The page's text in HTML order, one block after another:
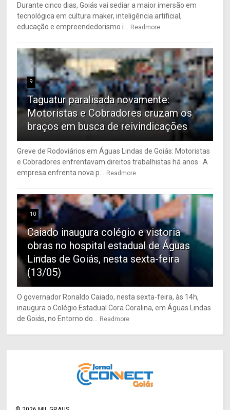
Durante cinco dias, Goiás vai sediar a maior imersão em
tecnológica em cultura maker, inteligência artificial,
educação e empreendedorismo i...
Readmore
9
Taguatur paralisada novamente:
Motoristas e Cobradores cruzam os
braços em busca de reivindicações
Greve de Rodoviários em Águas Lindas de Goiás: Motoristas
e Cobradores enfrentavam direitos trabalhistas há anos A
empresa enfrenta nova p...
Readmore
10
Caiado inaugura colégio e vistoria
obras no hospital estadual de Águas
Lindas de Goiás, nesta sexta-feira
(13/05)
O governador Ronaldo Caiado, nesta sexta-feira, às 14h,
inaugura o Colégio Estadual Cora Coralina, em Águas Lindas
de Goiás, no Entorno do...
Readmore